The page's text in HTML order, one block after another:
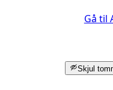
Gå til
Skjul